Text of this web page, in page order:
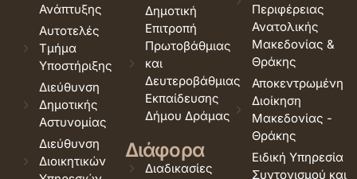
Ανάπτυξης
Αυτοτελές
Τμήμα
Υποστήριξης
Διεύθυνση
Δημοτικής
Αστυνομίας
Διεύθυνση
Διοικητικών
Δημοτική
Επιτροπή
Πρωτοβάθμιας
και
Δευτεροβάθμιας
Εκπαίδευσης
Δήμου Δράμας
Διάφορα
Διαδικασίες
Περιφέρειας
Ανατολικής
Μακεδονίας &
Θράκης
Αποκεντρωμένη
Διοίκηση
Μακεδονίας -
Θράκης
Ειδική Υπηρεσία
Συντονισμού και